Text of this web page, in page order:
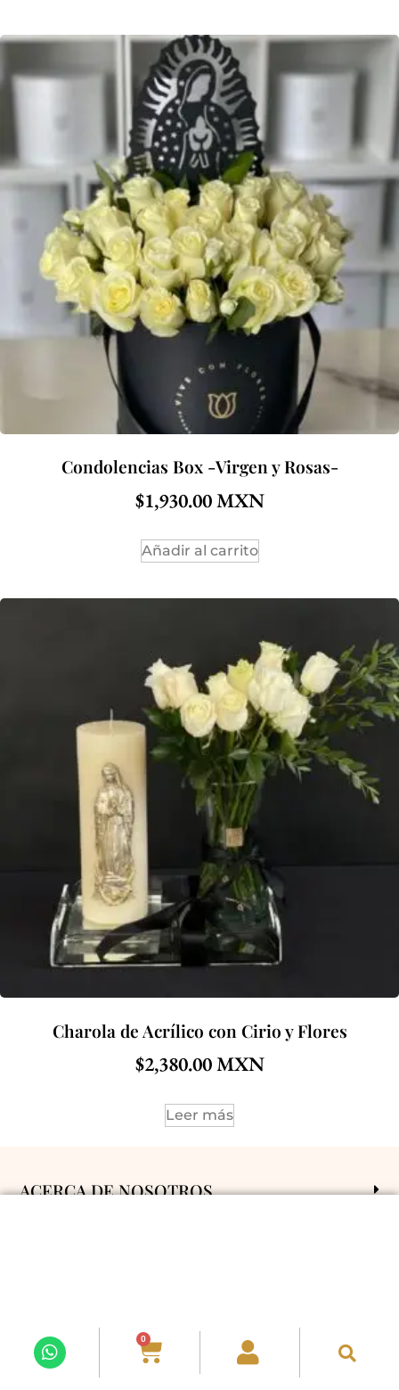
0
Condolencias Box -Virgen y Rosas-
$1,930.00
Añadir al carrito
Charola de Acrílico con Cirio y Flores
$2,380.00
Leer más
ACERCA DE NOSOTROS